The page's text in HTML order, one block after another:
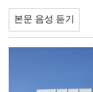
"여름휴가는 청정 바
본문 음성 듣기